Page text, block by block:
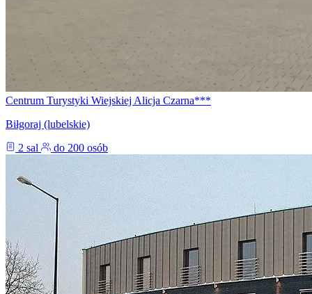
Centrum Turystyki Wiejskiej Alicja Czarna***
Biłgoraj (lubelskie)
2 sal
do 200 osób